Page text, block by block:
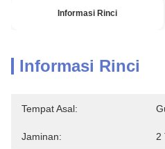
Informasi Rinci
Informasi Rinci
Tempat Asal:
Jaminan: 2